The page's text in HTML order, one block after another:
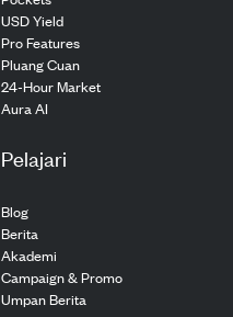
USD Yield
Pro Features
Pluang Cuan
24-Hour Market
Aura AI
Pelajari
Blog
Berita
Akademi
Campaign & Promo
Umpan Berita